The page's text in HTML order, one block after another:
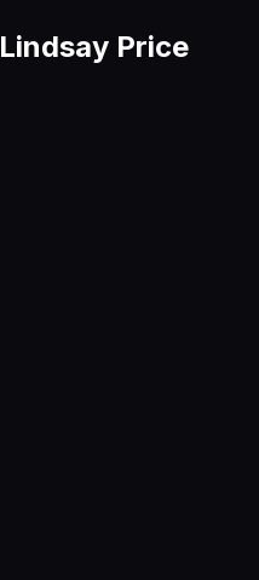
Lindsay Price